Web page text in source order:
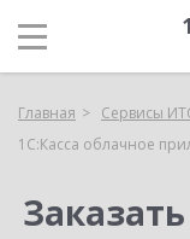
Главная Сервисы
1С:Касса облачное